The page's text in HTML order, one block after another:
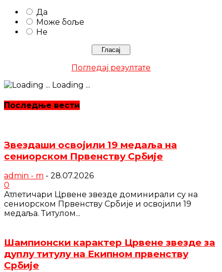
Да
Може боље
Не
Погледај резултате
Loading ...
Последње вести
Звездаши освојили 19 медаља на
сениорском Првенству Србије
admin - m - 28.07.2026
0
Атлетичари Црвене звезде доминирали су на
сениорском Првенству Србије и освојили 19
медаља. Титулом...
Шампионски карактер Црвене звезде за
дуплу титулу на Екипном првенству
Србије